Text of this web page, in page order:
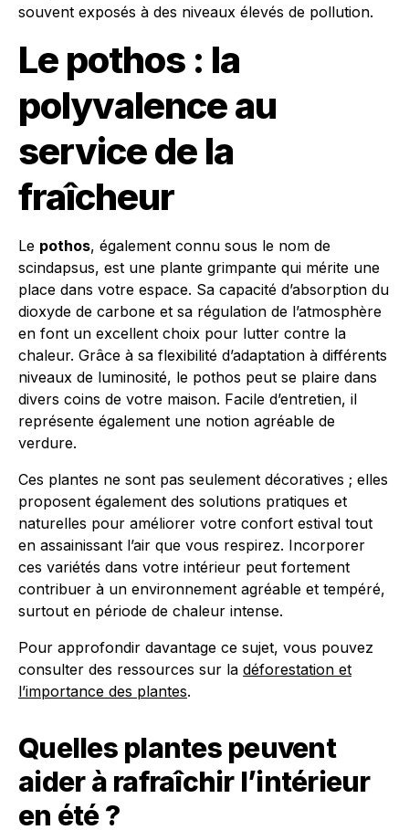
souvent exposés à des niveaux élevés de pollution.
Le pothos : la
polyvalence au
service de la
fraîcheur
Le pothos, également connu sous le nom de
scindapsus, est une plante grimpante qui mérite une
place dans votre espace. Sa capacité d’absorption du
dioxyde de carbone et sa régulation de l’atmosphère
en font un excellent choix pour lutter contre la
chaleur. Grâce à sa flexibilité d’adaptation à différents
niveaux de luminosité, le pothos peut se plaire dans
divers coins de votre maison. Facile d’entretien, il
représente également une notion agréable de
verdure.
Ces plantes ne sont pas seulement décoratives ; elles
proposent également des solutions pratiques et
naturelles pour améliorer votre confort estival tout
en assainissant l’air que vous respirez. Incorporer
ces variétés dans votre intérieur peut fortement
contribuer à un environnement agréable et tempéré,
surtout en période de chaleur intense.
Pour approfondir davantage ce sujet, vous pouvez
consulter des ressources sur la déforestation et
l’importance des plantes.
Quelles plantes peuvent
aider à rafraîchir l’intérieur
en été ?